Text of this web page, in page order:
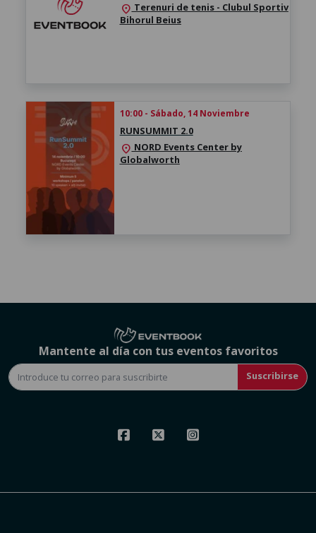
location_on Terenuri de tenis - Clubul Sportiv
Bihorul Beius
10:00 - Sábado, 14 Noviembre
RUNSUMMIT 2.0
location_on NORD Events Center by
Globalworth
Mantente al día con tus eventos favoritos
Suscribirse